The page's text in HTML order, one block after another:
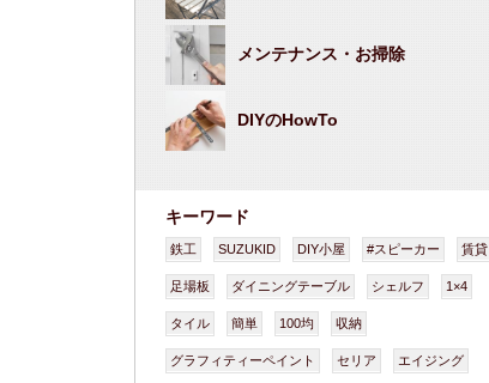
メンテナンス・お掃除
DIYのHowTo
キーワード
鉄工 SUZUKID DIY小屋 #スピーカー 賃貸
足場板 ダイニングテーブル シェルフ 1×4
タイル 簡単 100均 収納
グラフィティーペイント セリア エイジング